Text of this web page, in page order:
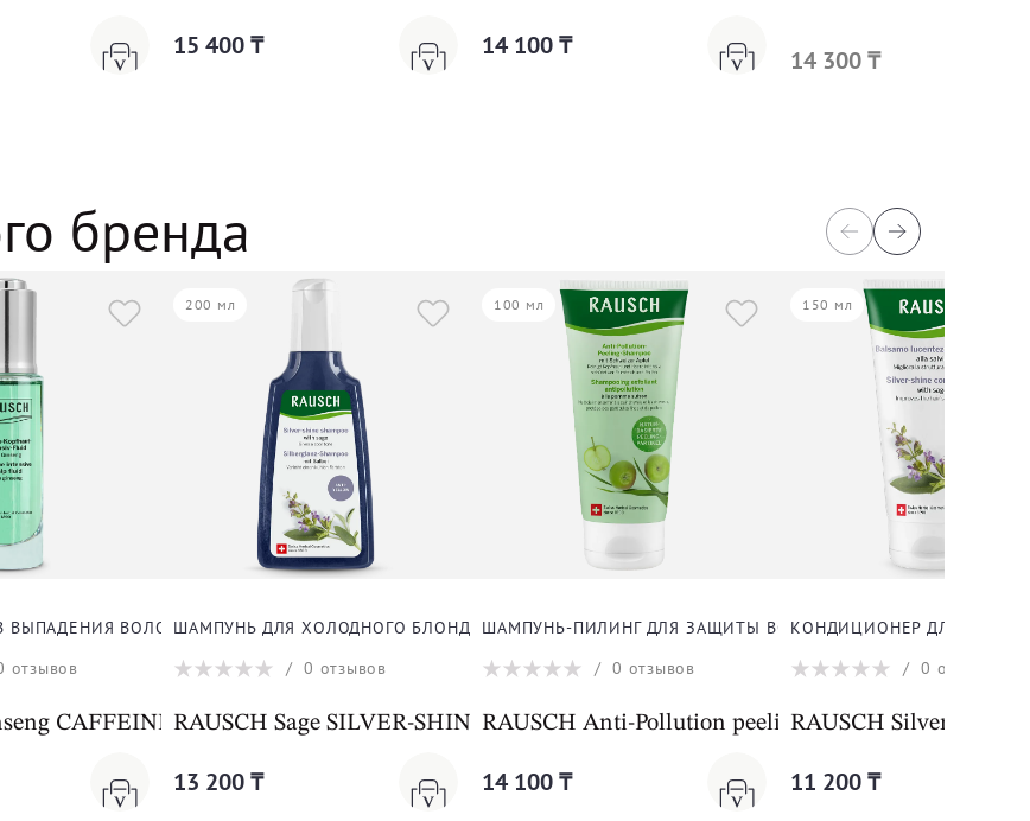
15 400 ₸ 14 100 ₸ 14 300 ₸
бренда
ВЫПАДЕНИЯ ВОЛОС
отзывов
CAFFEINE INTENSIVE FLUID
200 мл
ШАМПУНЬ ДЛЯ ХОЛОДНОГО БЛОНДА
/0 отзывов
RAUSCH Sage SILVER-SHINE SHAMPOO
13 200 ₸
100 мл
ШАМПУНЬ-ПИЛИНГ ДЛЯ ЗАЩИТЫ ВОЛОС С ЯБЛОКОМ
/0 отзывов
RAUSCH Anti-Pollution peeling Shampoo with Swiss
14 100 ₸
150 мл
КОНДИЦИОНЕР ДЛЯ
/0 отзывов
RAUSCH Silver-shine
11 200 ₸